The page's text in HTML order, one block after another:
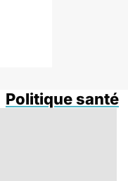
Politique santé